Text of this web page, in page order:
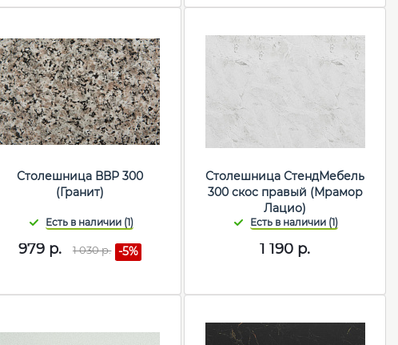
Столешница ВВР 300
(Гранит)
979 р. 1 030р. -5%
Столешница СтендМебель
300 скос правый (Мрамор
Лацио)
1 190 р.